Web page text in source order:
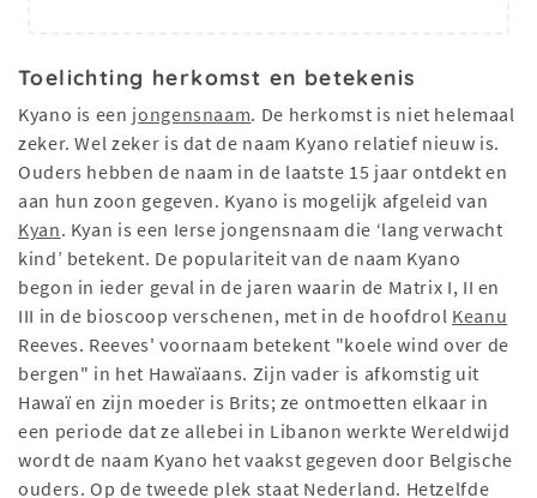
Toelichting herkomst en betekenis
Kyano is een jongensnaam. De herkomst is niet helemaal
zeker. Wel zeker is dat de naam Kyano relatief nieuw is.
Ouders hebben de naam in de laatste 15 jaar ontdekt en
aan hun zoon gegeven. Kyano is mogelijk afgeleid van
Kyan. Kyan is een Ierse jongensnaam die ‘lang verwacht
kind’ betekent. De populariteit van de naam Kyano
begon in ieder geval in de jaren waarin de Matrix I, II en
III in de bioscoop verschenen, met in de hoofdrol Keanu
Reeves. Reeves' voornaam betekent "koele wind over de
bergen" in het Hawaïaans. Zijn vader is afkomstig uit
Hawaï en zijn moeder is Brits; ze ontmoetten elkaar in
een periode dat ze allebei in Libanon werkte Wereldwijd
wordt de naam Kyano het vaakst gegeven door Belgische
ouders. Op de tweede plek staat Nederland. Hetzelfde